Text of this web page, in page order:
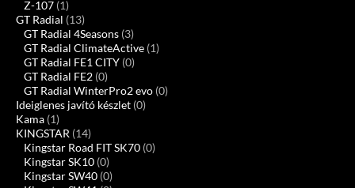
Z-107 (1)
GT Radial (13)
GT Radial 4Seasons (3)
GT Radial ClimateActive (1)
GT Radial FE1 CITY (0)
GT Radial FE2 (0)
GT Radial WinterPro2 evo (0)
Ideiglenes javító készlet (0)
Kama (1)
KINGSTAR (14)
Kingstar Road FIT SK70 (0)
Kingstar SK10 (0)
Kingstar SW40 (0)